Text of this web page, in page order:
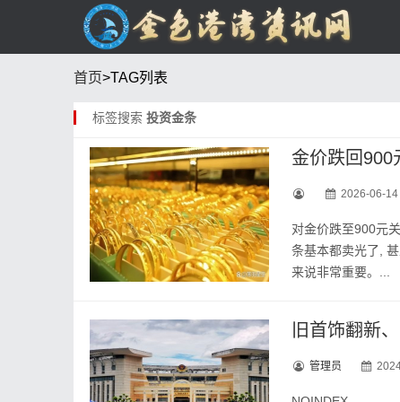
首页>TAG列表
标签搜索 投资金条
金价跌回900
2026-06-14
对金价跌至900元
条基本都卖光了,
来说非常重要。...
旧首饰翻新
管理员